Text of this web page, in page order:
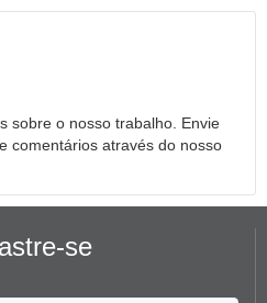
sobre o nosso trabalho. Envie
comentários através do nosso
se